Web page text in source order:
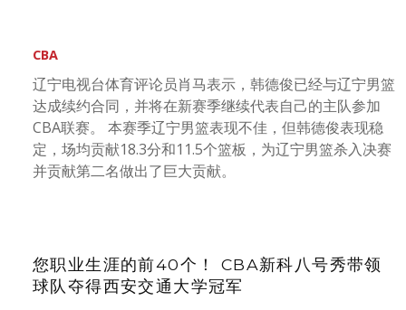
CBA
辽宁电视台体育评论员肖马表示，韩德俊已经与辽宁男篮
达成续约合同，并将在新赛季继续代表自己的主队参加
CBA联赛。 本赛季辽宁男篮表现不佳，但韩德俊表现稳
定，场均贡献18.3分和11.5个篮板，为辽宁男篮杀入决赛
并贡献第二名做出了巨大贡献。
您职业生涯的前40个！ CBA新科八号秀带领
球队夺得西安交通大学冠军